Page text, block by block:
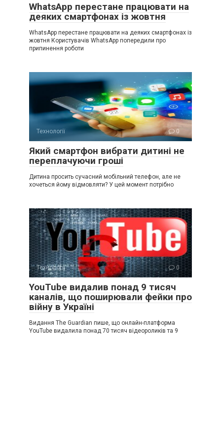
WhatsApp перестане працювати на
деяких смартфонах із жовтня
WhatsApp перестане працювати на деяких смартфонах із
жовтня Користувачів WhatsApp попередили про
припинення роботи
Технології 0
Який смартфон вибрати дитині не
переплачуючи гроші
Дитина просить сучасний мобільний телефон, але не
хочеться йому відмовляти? У цей момент потрібно
Технології 0
YouTube видалив понад 9 тисяч
каналів, що поширювали фейки про
війну в Україні
Видання The Guardian пише, що онлайн-платформа
YouTube видалила понад 70 тисяч відеороликів та 9